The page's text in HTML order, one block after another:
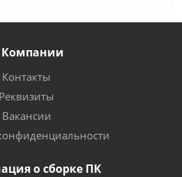
Контакты
Реквизиты
Вакансии
о сборке ПК